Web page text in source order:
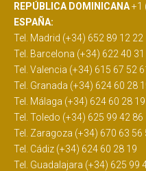
REPÚBLICA DOMINICANA+1
ESPAÑA:
Tel. Madrid (+34) 652 89 12 22
Tel. Barcelona (+34) 622 40 31
Tel. Valencia (+34) 615 67 52
Tel. Granada (+34) 624 60 28
Tel. Málaga (+34) 624 60 28 19
Tel. Toledo (+34) 625 99 42 86
Tel. Zaragoza (+34) 670 63 56
Tel. Cádiz (+34) 624 60 28 19
Tel. Guadalajara (+34) 625 99